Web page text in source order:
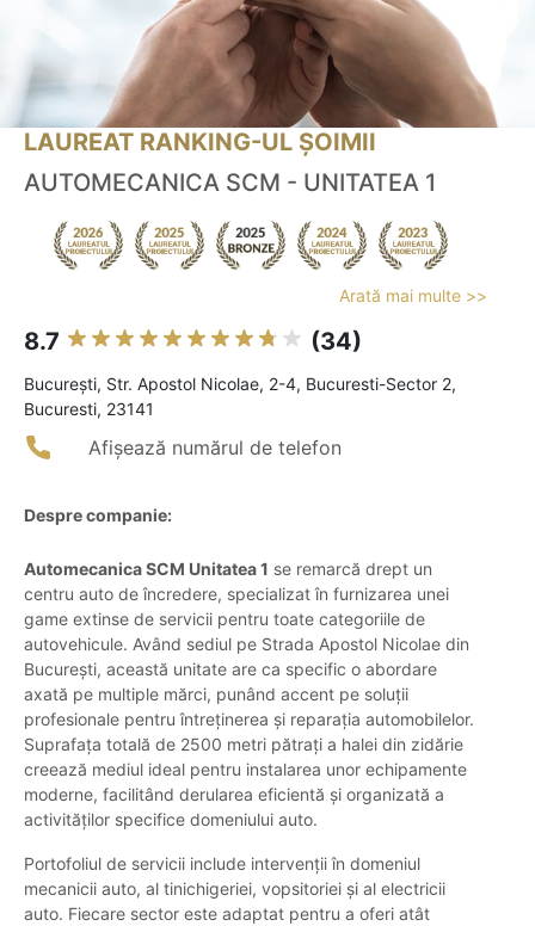
LAUREAT RANKING-UL ȘOIMII
AUTOMECANICA SCM - UNITATEA 1
Arată mai multe >>
8.7 (34)
Bucureşti, Str. Apostol Nicolae, 2-4, Bucuresti-Sector 2,
Bucuresti, 23141
Afișează numărul de telefon
Despre companie:
Automecanica SCM Unitatea 1 se remarcă drept un
centru auto de încredere, specializat în furnizarea unei
game extinse de servicii pentru toate categoriile de
autovehicule. Având sediul pe Strada Apostol Nicolae din
București, această unitate are ca specific o abordare
axată pe multiple mărci, punând accent pe soluții
profesionale pentru întreținerea și reparația automobilelor.
Suprafața totală de 2500 metri pătrați a halei din zidărie
creează mediul ideal pentru instalarea unor echipamente
moderne, facilitând derularea eficientă și organizată a
activităților specifice domeniului auto.
Portofoliul de servicii include intervenții în domeniul
mecanicii auto, al tinichigeriei, vopsitoriei și al electricii
auto. Fiecare sector este adaptat pentru a oferi atât